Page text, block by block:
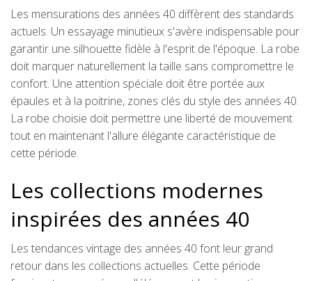
Les mensurations des années 40 diffèrent des standards
actuels. Un essayage minutieux s'avère indispensable pour
garantir une silhouette fidèle à l'esprit de l'époque. La robe
doit marquer naturellement la taille sans compromettre le
confort. Une attention spéciale doit être portée aux
épaules et à la poitrine, zones clés du style des années 40.
La robe choisie doit permettre une liberté de mouvement
tout en maintenant l'allure élégante caractéristique de
cette période.
Les collections modernes
inspirées des années 40
Les tendances vintage des années 40 font leur grand
retour dans les collections actuelles. Cette période